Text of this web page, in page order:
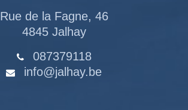
Rue de la Fagne, 46
4845 Jalhay
087379118
info@jalhay.be